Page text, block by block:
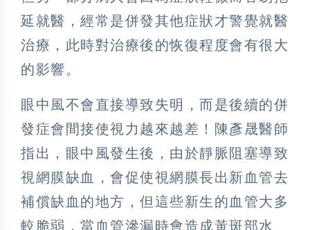
延就醫，經常是併發其他症狀才警覺就醫
治療，此時對治療後的恢復程度會有很大
的影響。
眼中風不會直接導致失明，而是後續的併
發症會間接使視力越來越差！陳彥晟醫師
指出，眼中風發生後，由於靜脈阻塞導致
視網膜缺血，會促使視網膜長出新血管去
補償缺血的地方，但這些新生的血管大多
較脆弱，當血管滲漏時會造成黃斑部水